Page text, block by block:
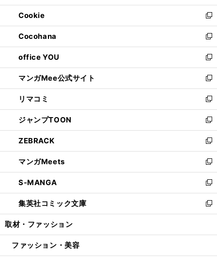
開
く
ウ
で
開
く
ン
ド
ウ
で
開
く
ウ
ィ
ン
ド
ウ
で
開
く
Cookie
新
し
い
ウ
ィ
ン
ド
ウ
で
開
く
Cocohana
新
し
い
ウ
ィ
ン
ド
ウ
で
開
く
office YOU
新
し
い
ウ
ィ
ン
ド
ウ
で
開
く
マンガMee公式サイト
新
し
い
ウ
ィ
ン
ド
ウ
で
開
く
リマコミ
新
し
い
ウ
ィ
ン
ド
ウ
で
開
く
ジャンプTOON
新
し
い
ウ
ィ
ン
ド
ウ
で
開
ZEBRACK
新
し
い
ウ
ィ
ン
ド
ウ
開
マンガMeets
新
し
い
ウ
ィ
ン
ウ
S-MANGA
新
し
い
ウ
ン
集英社コミック文庫
新
し
ウ
取材・ファッション
ファッション・美容